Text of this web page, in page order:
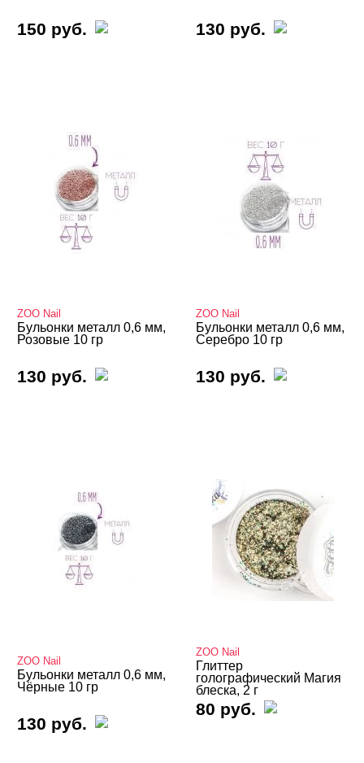
150 руб. 130 руб.
ZOO Nail
Бульонки металл 0,6 мм,
Розовые 10 гр
130 руб.
ZOO Nail
Бульонки металл 0,6 мм,
Серебро 10 гр
130 руб.
ZOO Nail
Бульонки металл 0,6 мм,
Чёрные 10 гр
130 руб.
ZOO Nail
Глиттер
голографический Магия
блеска, 2 г
80 руб.